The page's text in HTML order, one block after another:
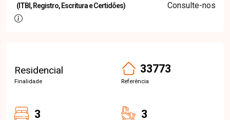
(ITBI, Registro, Escritura e Certidões) Consulte-nos
Residencial
Finalidade
33773
Referência
3 3